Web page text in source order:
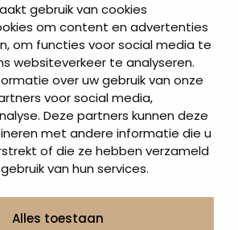
gebruik van cookies
om content en advertenties
om functies voor social media te
websiteverkeer te analyseren.
over uw gebruik van onze
voor social media,
Deze partners kunnen deze
met andere informatie die u
of die ze hebben verzameld
van hun services.
Alles toestaan